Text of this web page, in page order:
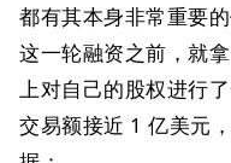
都有其本身非常重要
这一轮融资之前，就
上对自己的股权进行
交易额接近 1 亿美元